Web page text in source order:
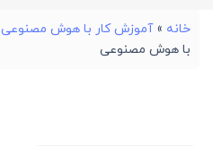
خانه »آموزش کار با هوش مصنوعی
با هوش مصنوعی